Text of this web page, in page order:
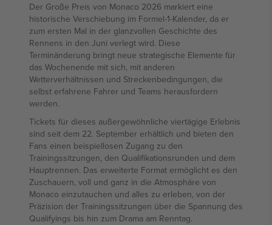
Der Große Preis von Monaco 2026 markiert eine
historische Verschiebung im Formel-1-Kalender, da er
zum ersten Mal in der glanzvollen Geschichte des
Rennens in den Juni verlegt wird. Diese
Terminänderung bringt neue strategische Elemente für
das Wochenende mit sich, mit anderen
Wetterverhältnissen und Streckenbedingungen, die
selbst erfahrene Fahrer und Teams herausfordern
werden.
Tickets für dieses außergewöhnliche viertägige Erlebnis
sind seit dem 22. September erhältlich und bieten den
Fans einen beispiellosen Zugang zu den
Trainingssitzungen, den Qualifikationsrunden und dem
Hauptrennen. Das erweiterte Format ermöglicht es den
Zuschauern, voll und ganz in die Atmosphäre von
Monaco einzutauchen und alles zu erleben, von der
Präzision der Trainingssitzungen über die Spannung des
Qualifyings bis hin zum Drama am Renntag.